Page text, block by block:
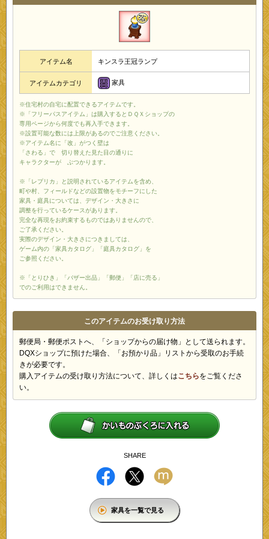
アイテム名 キンスラ王冠ランプ
アイテムカテゴリ 家具
※住宅村の自宅に配置できるアイテムです。
※「フリーパスアイテム」は購入するとＤＱＸショップの
専用ページから何度でも再入手できます。
※設置可能な数には上限があるのでご注意ください。
※アイテム名に「改」がつく壁は
「さわる」で 切り替えた見た目の通りに
キャラクターが ぶつかります。
※「レプリカ」と説明されているアイテムを含め、
町や村、フィールドなどの設置物をモチーフにした
家具・庭具については、デザイン・大きさに
調整を行っているケースがあります。
完全な再現をお約束するものではありませんので、
ご了承ください。
実際のデザイン・大きさにつきましては、
ゲーム内の「家具カタログ」「庭具カタログ」を
ご参照ください。
※「とりひき」「バザー出品」「郵便」「店に売る」
でのご利用はできません。
このアイテムのお受け取り方法
郵便局・郵便ポストへ、「ショップからの届け物」として送られます。
DQXショップに預けた場合、「お預かり品」リストから受取のお手続
きが必要です。
購入アイテムの受け取り方法について、詳しくはこちらをご覧くださ
い。
SHARE
家具を一覧で見る